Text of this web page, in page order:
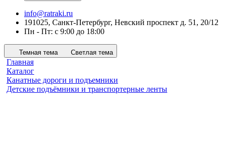
info@ratraki.ru
191025, Санкт-Петербург, Невский проспект д. 51, 20/12
Пн - Пт: с 9:00 до 18:00
Темная тема Светлая тема
Главная
Каталог
Канатные дороги и подъемники
Детские подъёмники и транспортерные ленты